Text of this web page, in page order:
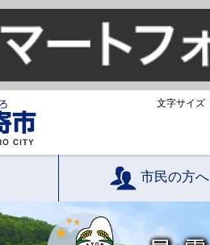
文字サイズ
市民の方へ